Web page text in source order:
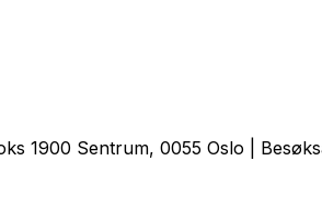
1900 Sentrum, 0055 Oslo |